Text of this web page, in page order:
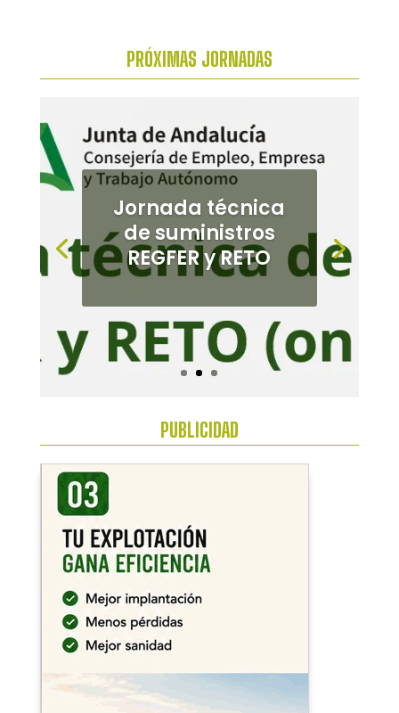
PRÓXIMAS JORNADAS
Jornada de
cultivos
alternativos en el
Bajo
Guadalquivir
PUBLICIDAD